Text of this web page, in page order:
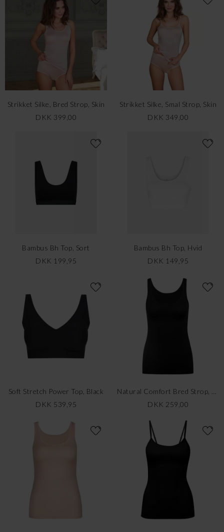
Strikket Silke, Bred Strop, Skin
DKK 399,00
Strikket Silke, Smal Strop, Skin
DKK 349,00
Bambus Bh Top, Sort
DKK 199,95
Bambus Bh Top, Hvid
DKK 149,95
Soft Stretch Power Top, Black
DKK 539,95
DKK 259,00